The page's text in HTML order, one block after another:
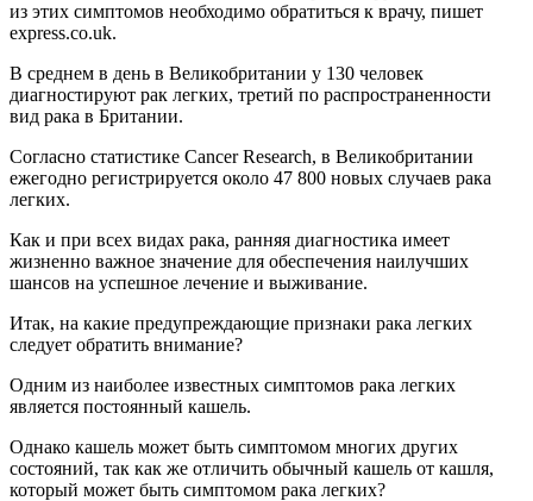
из этих симптомов необходимо обратиться к врачу, пишет
express.co.uk.
В среднем в день в Великобритании у 130 человек
диагностируют рак легких, третий по распространенности
вид рака в Британии.
Согласно статистике Cancer Research, в Великобритании
ежегодно регистрируется около 47 800 новых случаев рака
легких.
Как и при всех видах рака, ранняя диагностика имеет
жизненно важное значение для обеспечения наилучших
шансов на успешное лечение и выживание.
Итак, на какие предупреждающие признаки рака легких
следует обратить внимание?
Одним из наиболее известных симптомов рака легких
является постоянный кашель.
Однако кашель может быть симптомом многих других
состояний, так как же отличить обычный кашель от кашля,
который может быть симптомом рака легких?